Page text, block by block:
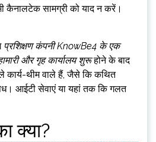
कैनालटेक सामग्री को याद न करें।
प्रशिक्षण कंपनी KnowBe4 के एक
और गृह कार्यालय शुरूहोने के बाद
कार्य-थीम वाले हैं, जैसे कि कथित
आईटी सेवाएं या यहां तक कि गलत
क्या?